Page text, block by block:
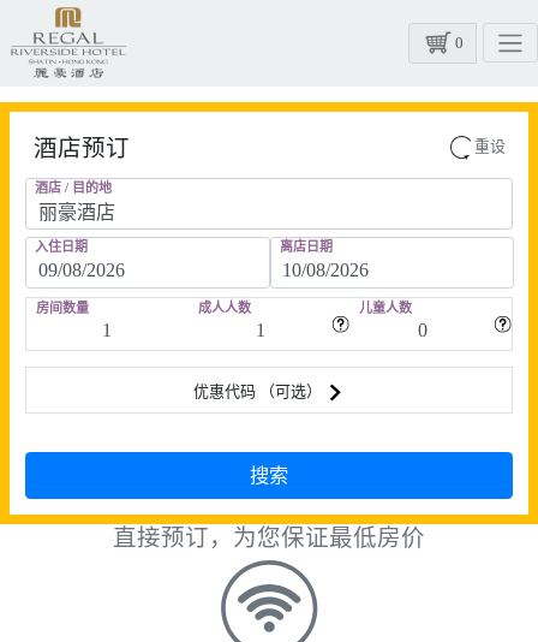
0
酒店预订 重设
酒店 / 目的地
入住日期 离店日期
房间数量 成人人数 儿童人数
优惠代码 （可选）
直接预订，为您保证最低房价